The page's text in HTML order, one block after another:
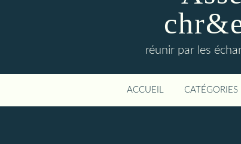
réunir par les
ACCUEIL CATÉGORIES